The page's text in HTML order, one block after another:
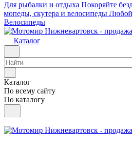
Для рыбалки и отдыха Покоряйте
мопеды, скутера и велосипеды Любой
Велосипеды
Каталог
Каталог
По всему сайту
По каталогу